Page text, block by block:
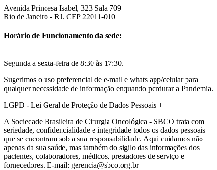
Avenida Princesa Isabel, 323 Sala 709
Rio de Janeiro - RJ. CEP 22011-010
Horário de Funcionamento da sede:
Segunda a sexta-feira de 8:30 às 17:30.
Sugerimos o uso preferencial de e-mail e whats app/celular para
qualquer necessidade de informação enquando perdurar a Pandemia.
LGPD - Lei Geral de Proteção de Dados Pessoais +
A Sociedade Brasileira de Cirurgia Oncológica - SBCO trata com
seriedade, confidencialidade e integridade todos os dados pessoais
que se encontram sob a sua responsabilidade. Aqui cuidamos não
apenas da sua saúde, mas também do sigilo das informações dos
pacientes, colaboradores, médicos, prestadores de serviço e
fornecedores. E-mail: gerencia@sbco.org.br